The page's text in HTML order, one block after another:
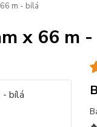
m - bílá
x 66 m